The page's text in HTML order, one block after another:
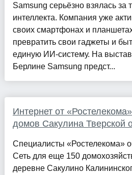
Samsung серьёзно взялась за
интеллекта. Компания уже
своих смартфонах и
превратить свои гаджеты и
единую ИИ-систему. На
Берлине Samsung предст...
Интернет от
домов Сакулина Тверской
Специалисты «Ростелекома»
Сеть для еще 150
деревне Сакулино